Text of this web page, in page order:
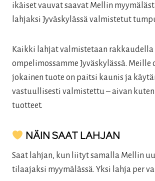
ikäiset vauvat saavat Mellin
lahjaksi Jyväskylässä valmistetut
Kaikki lahjat valmistetaan rakkaudella
ompelimossamme Jyväskylässä. Meille
jokainen tuote on paitsi kaunis ja
vastuullisesti valmistettu – aivan
tuotteet.
NÄIN SAAT LAHJAN
Saat lahjan, kun liityt samalla Mellin
tilaajaksi myymälässä. Yksi lahja per